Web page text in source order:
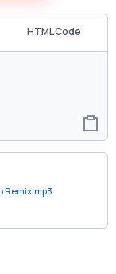
HTML Code
Remix.mp3